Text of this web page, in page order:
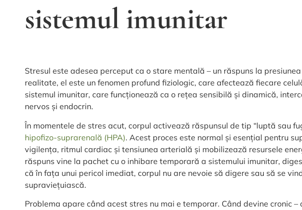
sistemul imunitar
Stresul este adesea perceput ca o stare mentală – un răspuns la
realitate, el este un fenomen profund fiziologic, care afectează fiecare
sistemul imunitar, care funcționează ca o rețea sensibilă și dinamică,
nervos și endocrin.
În momentele de stres acut, corpul activează răspunsul de tip “luptă sau
hipofizo-suprarenală (HPA). Acest proces este normal și esențial pentru
vigilența, ritmul cardiac și tensiunea arterială și mobilizează resursele
răspuns vine la pachet cu o inhibare temporară a sistemului imunitar,
că în fața unui pericol imediat, corpul nu are nevoie să digere sau să se
supraviețuiască.
Problema apare când acest stres nu mai e temporar. Când devine cronic –